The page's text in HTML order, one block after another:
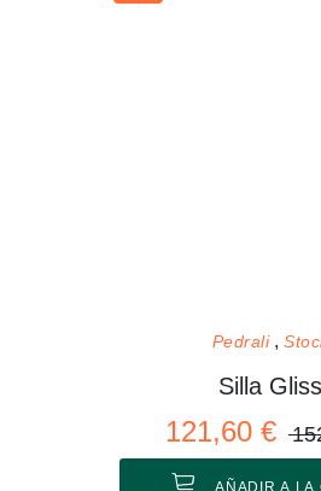
Pedrali
Silla Gliss
121,60 €
AÑADIR A LA